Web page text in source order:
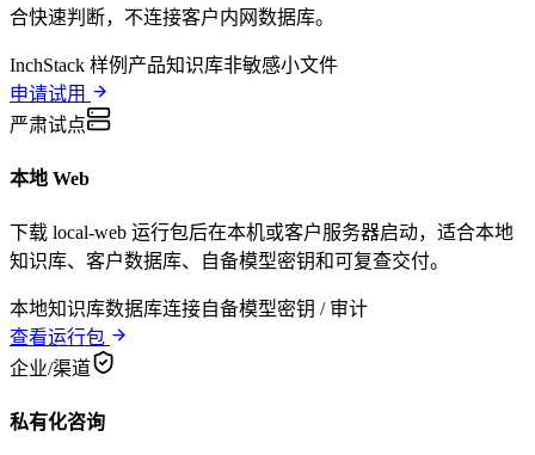
合快速判断，不连接客户内网数据库。
InchStack 样例 产品知识库非敏感小文件
申请试用
严肃试点
本地 Web
下载 local-web 运行包后在本机或客户服务器启动，适合本地
知识库、客户数据库、自备模型密钥和可复查交付。
本地知识库数据库连接自备模型密钥 / 审计
查看运行包
企业/渠道
私有化咨询